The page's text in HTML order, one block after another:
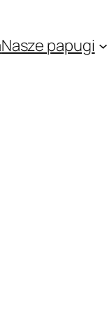
Nasze papugi